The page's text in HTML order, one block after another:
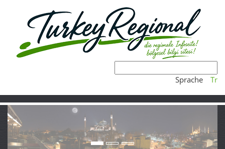
Sprache Tr